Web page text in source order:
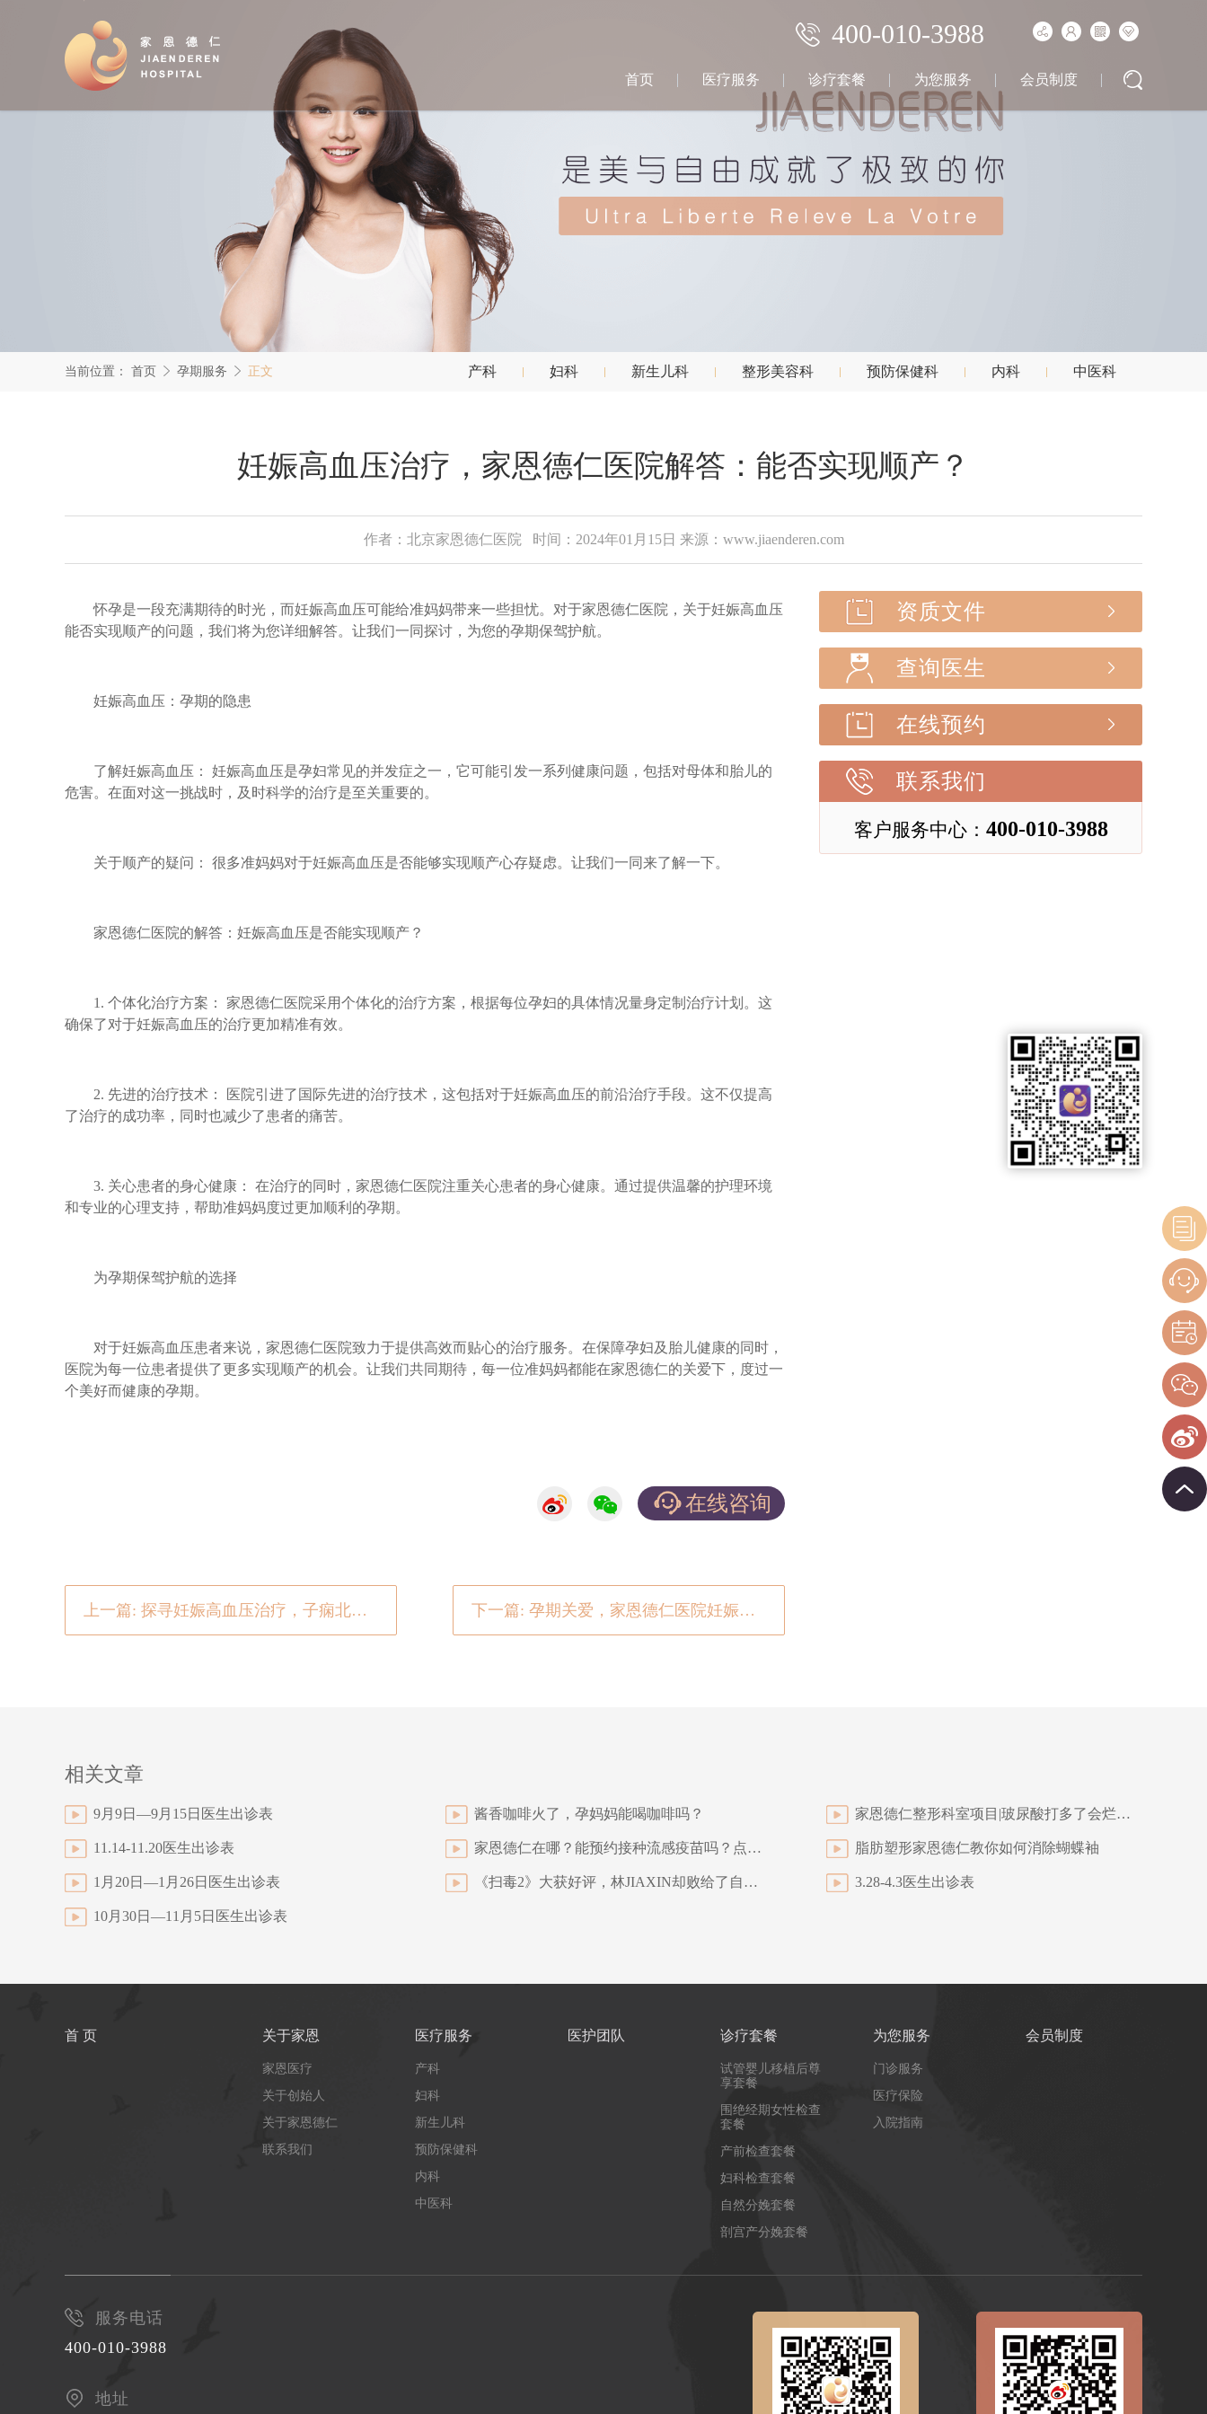
400-010-3988
首页 医疗服务 诊疗套餐 为您服务 会员制度
当前位置： 首页 孕期服务 正文 产科 妇科 新生儿科 整形美容科 预防保健科 内科 中医科
妊娠高血压治疗，家恩德仁医院解答：能否实现顺产？
作者：北京家恩德仁医院 时间：2024年01月15日 来源：www.jiaenderen.com
怀孕是一段充满期待的时光，而妊娠高血压可能给准妈妈带来一些担忧。对于家恩德仁医院，关于妊娠高血压
能否实现顺产的问题，我们将为您详细解答。让我们一同探讨，为您的孕期保驾护航。
妊娠高血压：孕期的隐患
了解妊娠高血压： 妊娠高血压是孕妇常见的并发症之一，它可能引发一系列健康问题，包括对母体和胎儿的
危害。在面对这一挑战时，及时科学的治疗是至关重要的。
关于顺产的疑问： 很多准妈妈对于妊娠高血压是否能够实现顺产心存疑虑。让我们一同来了解一下。
家恩德仁医院的解答：妊娠高血压是否能实现顺产？
1. 个体化治疗方案： 家恩德仁医院采用个体化的治疗方案，根据每位孕妇的具体情况量身定制治疗计划。这
确保了对于妊娠高血压的治疗更加精准有效。
2. 先进的治疗技术： 医院引进了国际先进的治疗技术，这包括对于妊娠高血压的前沿治疗手段。这不仅提高
了治疗的成功率，同时也减少了患者的痛苦。
3. 关心患者的身心健康： 在治疗的同时，家恩德仁医院注重关心患者的身心健康。通过提供温馨的护理环境
和专业的心理支持，帮助准妈妈度过更加顺利的孕期。
为孕期保驾护航的选择
对于妊娠高血压患者来说，家恩德仁医院致力于提供高效而贴心的治疗服务。在保障孕妇及胎儿健康的同时，
医院为每一位患者提供了更多实现顺产的机会。让我们共同期待，每一位准妈妈都能在家恩德仁的关爱下，度过一
个美好而健康的孕期。
在线咨询
上一篇: 探寻妊娠高血压治疗，子痫北京哪个医院好点？ 下一篇: 孕期关爱，家恩德仁医院妊娠期高血压护理全解
资质文件
查询医生
在线预约
联系我们
客户服务中心： 400-010-3988
相关文章
9月9日—9月15日医生出诊表 酱香咖啡火了，孕妈妈能喝咖啡吗？ 家恩德仁整形科室项目|玻尿酸打多了会烂脸?攻破谣言时间到
11.14-11.20医生出诊表 家恩德仁在哪？能预约接种流感疫苗吗？点进来了解吧 脂肪塑形家恩德仁教你如何消除蝴蝶袖
1月20日—1月26日医生出诊表 《扫毒2》大获好评，林JIAXIN却败给了自己的2道颈纹 3.28-4.3医生出诊表
10月30日—11月5日医生出诊表
首 页 关于家恩
家恩医疗
关于创始人
关于家恩德仁
联系我们
医疗服务
产科
妇科
新生儿科
预防保健科
内科
中医科
医护团队 诊疗套餐
试管婴儿移植后尊
享套餐
围绝经期女性检查
套餐
产前检查套餐
妇科检查套餐
自然分娩套餐
剖宫产分娩套餐
为您服务
门诊服务
医疗保险
入院指南
会员制度
服务电话
400-010-3988
地址